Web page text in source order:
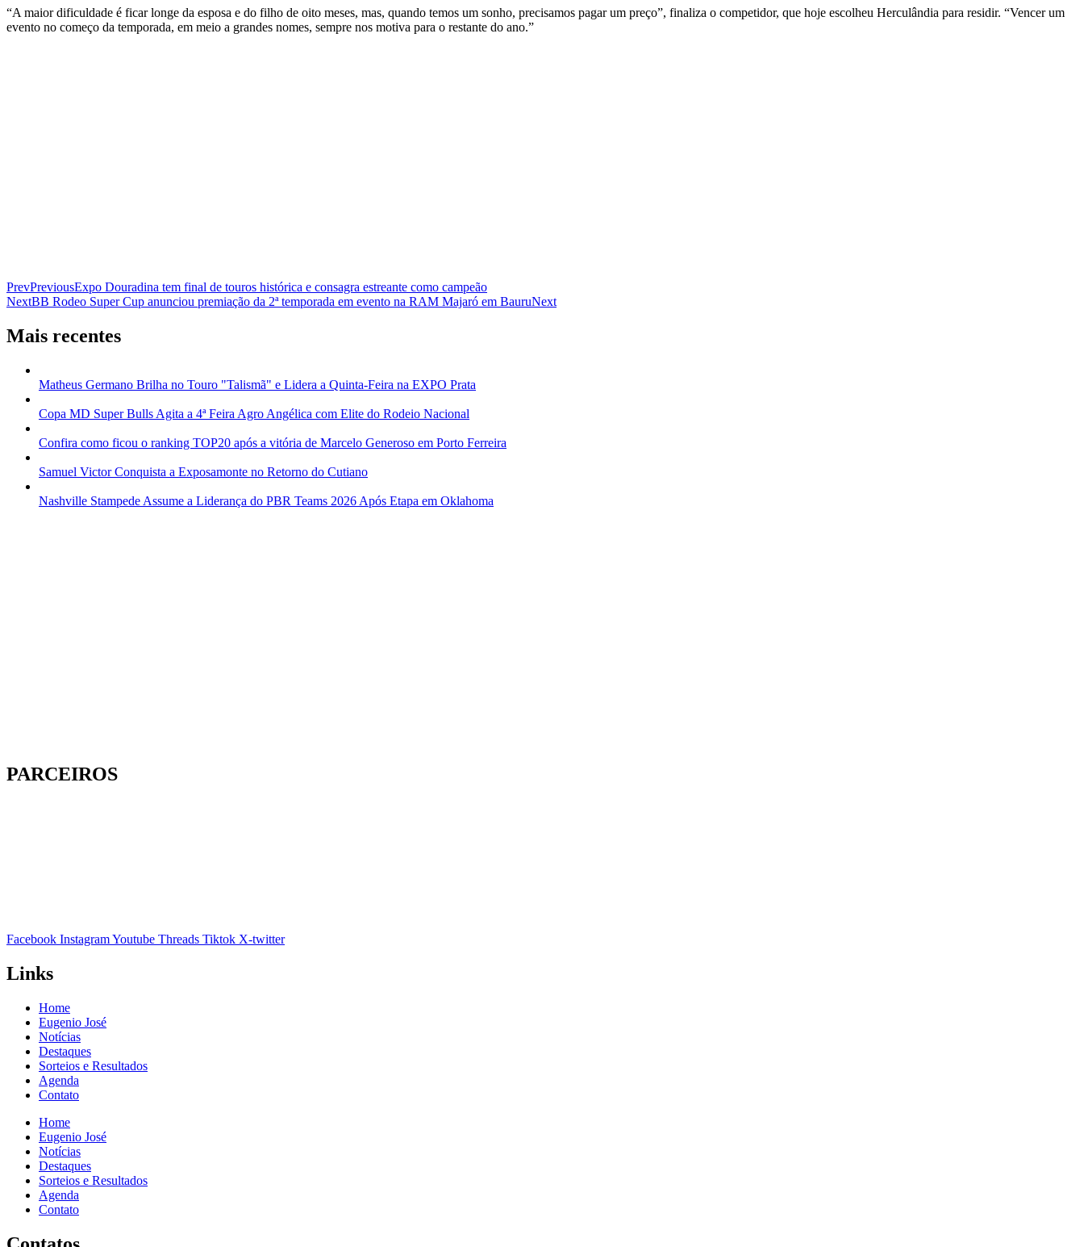
“A maior dificuldade é ficar longe da esposa e do filho de oito meses, mas, quando temos um sonho, precisamos pagar um preço”, finaliza o competidor, que hoje escolheu Herculândia para residir. “Vencer um
evento no começo da temporada, em meio a grandes nomes, sempre nos motiva para o restante do ano.”
PrevPreviousExpo Douradina tem final de touros histórica e consagra estreante como campeão
NextBB Rodeo Super Cup anunciou premiação da 2ª temporada em evento na RAM Majaró em BauruNext
Mais recentes
Matheus Germano Brilha no Touro "Talismã" e Lidera a Quinta-Feira na EXPO Prata
Copa MD Super Bulls Agita a 4ª Feira Agro Angélica com Elite do Rodeio Nacional
Confira como ficou o ranking TOP20 após a vitória de Marcelo Generoso em Porto Ferreira
Samuel Victor Conquista a Exposamonte no Retorno do Cutiano
Nashville Stampede Assume a Liderança do PBR Teams 2026 Após Etapa em Oklahoma
PARCEIROS
Facebook InstagramYoutube Threads Tiktok X-twitter
Links
Home
Eugenio José
Notícias
Destaques
Sorteios e Resultados
Agenda
Contato
Home
Eugenio José
Notícias
Destaques
Sorteios e Resultados
Agenda
Contato